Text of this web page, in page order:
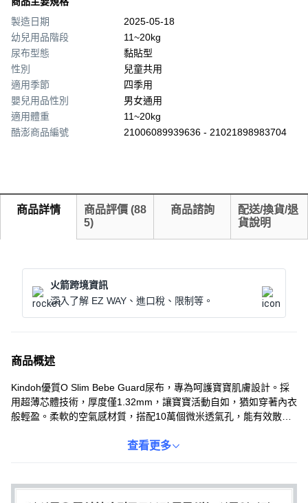
製造日期
2025-05-18
幼兒用品階段
11~20kg
尿布型態
黏貼型
性別
兒童共用
適用季節
四季用
嬰兒用品性別
男女通用
適用體重
11~20kg
酷澎商品編號
21006089939636 - 21021898983704
商品詳情 商品評價 (88
5)
商品諮詢
配送/換貨/退
貨說明
火箭跨境資訊
深入了解 EZ WAY、進口稅、限制等。
商品概述
Kindoh優質O Slim Bebe Guard尿布，專為呵護寶寶肌膚設計。採
用超薄芯體技術，厚度僅1.32mm，讓寶寶活動自如，猶如穿著內衣
般輕盈。柔軟的空氣感材質，搭配10萬個微米透氣孔，能有效散熱
計，有效防止側漏，讓寶寶安心玩耍。更有尿濕顯示，提醒您及時
查看更多